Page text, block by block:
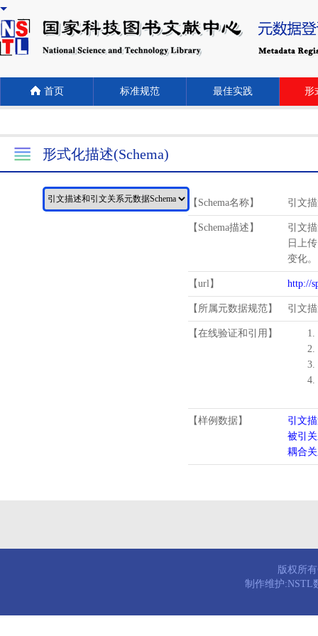
首页 标准规范 最佳实践 形
形式化描述(Schema)
【Schema名称】 引文
【Schema描述】
引文
日上
变化。
【url】 http://
【所属元数据规范】 引文
【在线验证和引用】
1.
2.
3.
4.
【样例数据】
引文
被引
耦合
版权所
制作维护:NSTL